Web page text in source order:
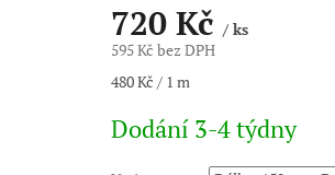
720 Kč/ ks
595 Kč bez DPH
Měrná
480 Kč / 1 m
Dodání 3-4 týdny